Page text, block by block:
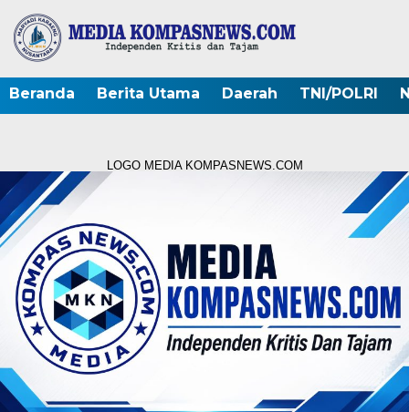
Beranda Berita Utama Daerah TNI/POLRI
LOGO MEDIA KOMPASNEWS.COM